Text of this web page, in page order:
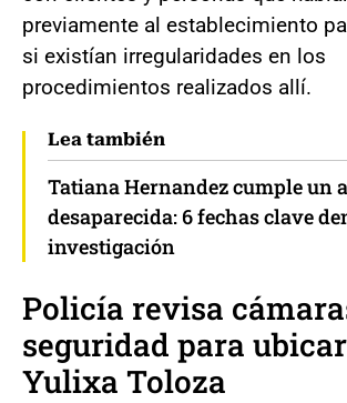
previamente al establecimiento
si existían irregularidades en los
procedimientos realizados allí.
Lea también
Tatiana Hernandez cumple un
desaparecida: 6 fechas clave
investigación
Policía revisa
seguridad para
Yulixa Toloza